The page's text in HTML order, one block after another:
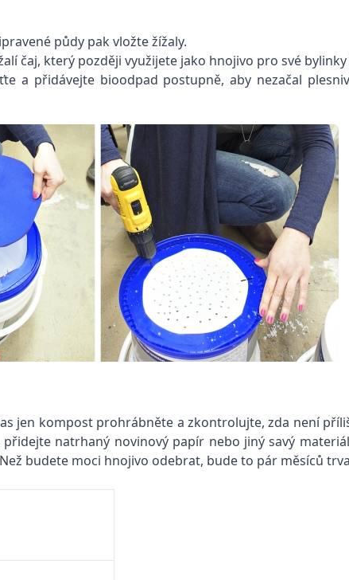
půdy pak vložte žížaly.
čaj, který později využijete jako hnojivo pro své
a přidávejte bioodpad postupně, aby nezačal
jen kompost prohrábněte a zkontrolujte, zda není
natrhaný novinový papír nebo jiný savý
budete moci hnojivo odebrat, bude to pár měsíců